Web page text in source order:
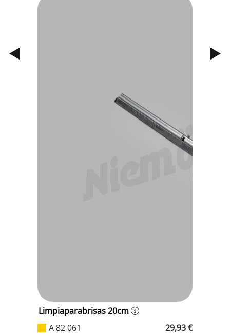
Limpiaparabrisas 20cm
A 82 061
29,93 €